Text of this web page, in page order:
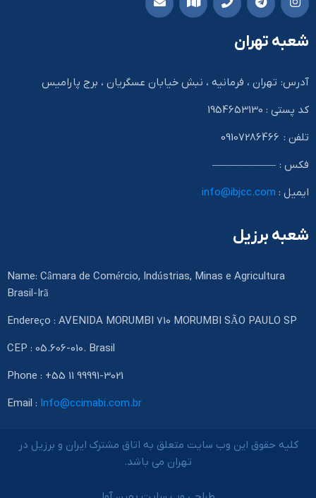
شعبه تهران
آدرس: تهران ، فرمانیه ، نبش خیابان عسگریان ، برج پارامیس
کد پستی : 1954653130
تلفن : 09107286466
فکس : ——————
ایمیل : info@ibjcc.com
شعبه برزیل
Name: Câmara de Comércio, Indústrias, Minas e Agricultura
Brasil-Irã
Endereço : AVENIDA MORUMBI 710 MORUMBI SÃO PAULO SP
CEP : 05.606-010. Brasil
Phone : +55 11 99991-3021
Email : Info@ccimabi.com.br
کلیه حقوق این وب سایت متعلق به اتاق مشترک ایران و برزیل در
تهران می باشد.